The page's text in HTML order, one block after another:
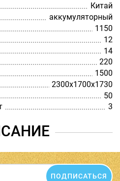
Китай
аккумуляторный
1150
12
14
220
1500
2300х1700х1730
50
3
ПОДПИСАТЬСЯ